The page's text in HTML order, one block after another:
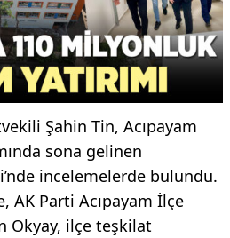
Şahin Tin, Acıpayam
sona gelinen
incelemelerde bulundu.
AK Parti Acıpayam İlçe
Okyay, ilçe teşkilat